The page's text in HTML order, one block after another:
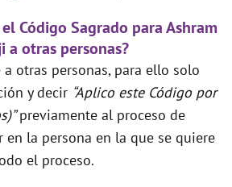
Código Sagrado para Ashram
a otras personas?
a otras personas, para ello solo
y decir “Aplico este Código por
previamente al proceso de
en la persona en la que se quiere
el proceso.